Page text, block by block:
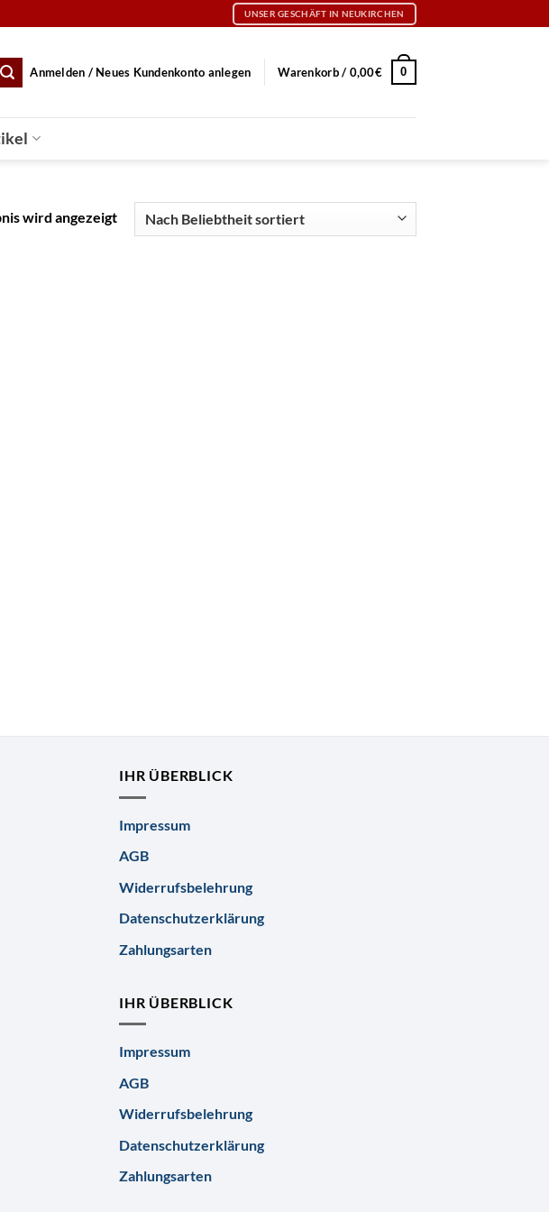
UNSER GESCHÄFT IN NEUKIRCHEN
Anmelden / Neues Kundenkonto anlegen Warenkorb / 0,00€ 0
wird angezeigt
IHR ÜBERBLICK
Impressum
AGB
Widerrufsbelehrung
Datenschutzerklärung
Zahlungsarten
IHR ÜBERBLICK
Impressum
AGB
Widerrufsbelehrung
Datenschutzerklärung
Zahlungsarten